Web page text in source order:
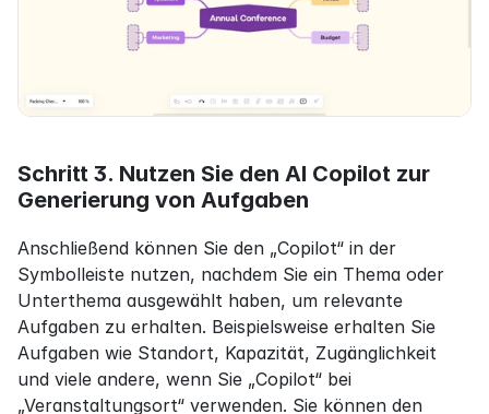
Schritt 3. Nutzen Sie den AI Copilot zur
Generierung von Aufgaben
Anschließend können Sie den „Copilot“ in der
Symbolleiste nutzen, nachdem Sie ein Thema oder
Unterthema ausgewählt haben, um relevante
Aufgaben zu erhalten. Beispielsweise erhalten Sie
Aufgaben wie Standort, Kapazität, Zugänglichkeit
und viele andere, wenn Sie „Copilot“ bei
„Veranstaltungsort“ verwenden. Sie können den